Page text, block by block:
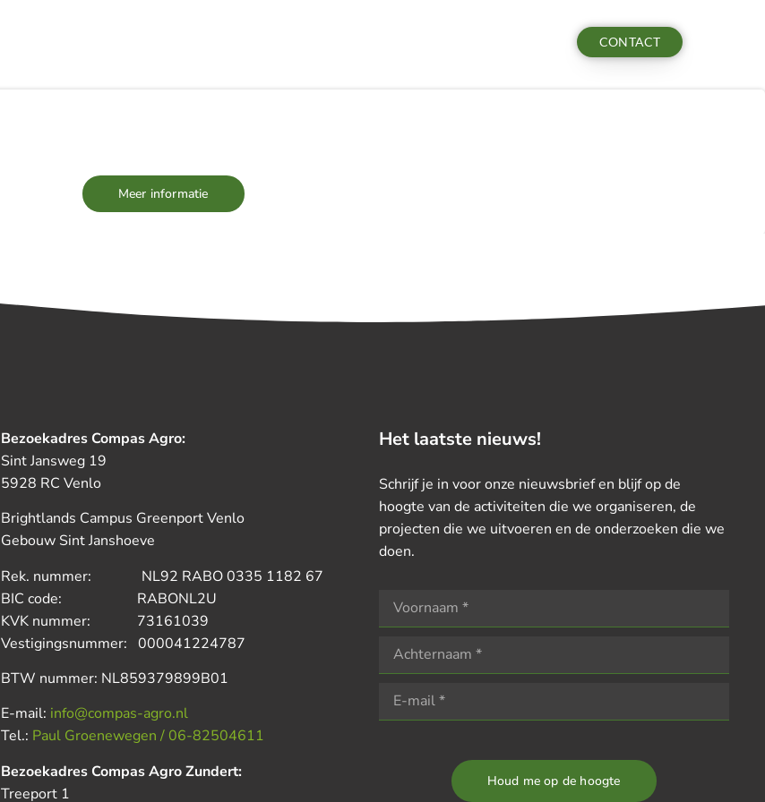
CONTACT
Meer informatie
Bezoekadres Compas Agro:
Sint Jansweg 19
5928 RC Venlo
Brightlands Campus Greenport Venlo
Gebouw Sint Janshoeve
Rek. nummer: NL92 RABO 0335 1182 67
BIC code: RABONL2U
KVK nummer: 73161039
Vestigingsnummer: 000041224787
BTW nummer: NL859379899B01
E-mail: info@compas-agro.nl
Tel.: Paul Groenewegen / 06-82504611
Bezoekadres Compas Agro Zundert:
Treeport 1
Het laatste nieuws!
Schrijf je in voor onze nieuwsbrief en blijf op de
hoogte van de activiteiten die we organiseren, de
projecten die we uitvoeren en de onderzoeken die we
doen.
Houd me op de hoogte